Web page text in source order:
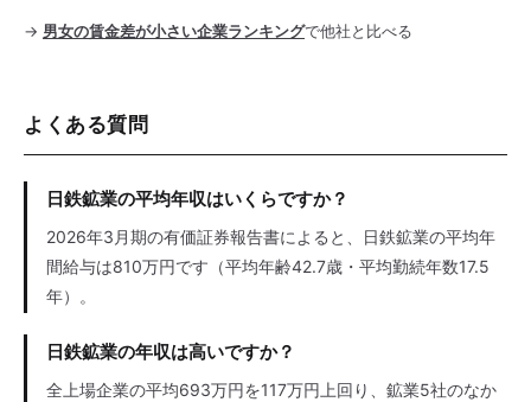
→ 男女の賃金差が小さい企業ランキングで他社と比べる
よくある質問
日鉄鉱業の平均年収はいくらですか？
2026年3月期の有価証券報告書によると、日鉄鉱業の平均年
間給与は810万円です（平均年齢42.7歳・平均勤続年数17.5
年）。
日鉄鉱業の年収は高いですか？
全上場企業の平均693万円を117万円上回り、鉱業5社のなか